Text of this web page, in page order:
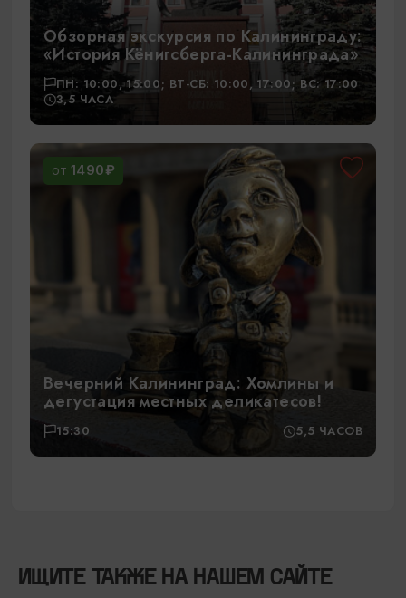
Обзорная экскурсия по Калининграду:
«История Кёнигсберга-Калининграда»
ПН: 10:00, 15:00; ВТ-СБ: 10:00, 17:00; ВС: 17:00
3,5 ЧАСА
ОТ 1490₽
Вечерний Калининград: Хомлины и
дегустация местных деликатесов!
15:30 5,5 ЧАСОВ
ИЩИТЕ ТАКЖЕ НА НАШЕМ САЙТЕ